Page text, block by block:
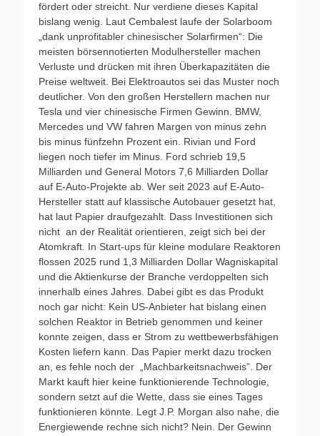
fördert oder streicht. Nur verdiene dieses Kapital
bislang wenig. Laut Cembalest laufe der Solarboom
„dank unprofitabler chinesischer Solarfirmen“: Die
meisten börsennotierten Modulhersteller machen
Verluste und drücken mit ihren Überkapazitäten die
Preise weltweit. Bei Elektroautos sei das Muster noch
deutlicher. Von den großen Herstellern machen nur
Tesla und vier chinesische Firmen Gewinn. BMW,
Mercedes und VW fahren Margen von minus zehn
bis minus fünfzehn Prozent ein. Rivian und Ford
liegen noch tiefer im Minus. Ford schrieb 19,5
Milliarden und General Motors 7,6 Milliarden Dollar
auf E-Auto-Projekte ab. Wer seit 2023 auf E-Auto-
Hersteller statt auf klassische Autobauer gesetzt hat,
hat laut Papier draufgezahlt. Dass Investitionen sich
nicht an der Realität orientieren, zeigt sich bei der
Atomkraft. In Start-ups für kleine modulare Reaktoren
flossen 2025 rund 1,3 Milliarden Dollar Wagniskapital
und die Aktienkurse der Branche verdoppelten sich
innerhalb eines Jahres. Dabei gibt es das Produkt
noch gar nicht: Kein US-Anbieter hat bislang einen
solchen Reaktor in Betrieb genommen und keiner
konnte zeigen, dass er Strom zu wettbewerbsfähigen
Kosten liefern kann. Das Papier merkt dazu trocken
an, es fehle noch der „Machbarkeitsnachweis”. Der
Markt kauft hier keine funktionierende Technologie,
sondern setzt auf die Wette, dass sie eines Tages
funktionieren könnte. Legt J.P. Morgan also nahe, die
Energiewende rechne sich nicht? Nein. Der Gewinn